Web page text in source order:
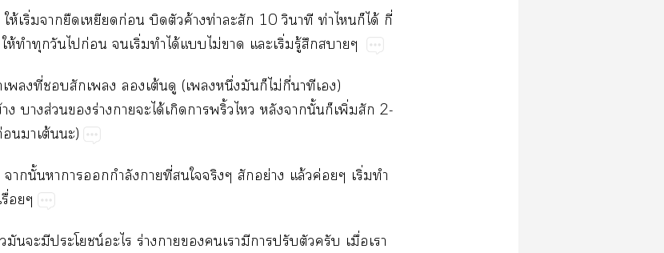
ให้เริ่มายืดเหยียดก่อน บิดตัวค้างท่าะสัก 10 วินาที ท่าไก็ได้ กี่
ห้ทำทุกวันไก่อน เริ่มทำได้แไม่า แะเริ่มรู้สึกาๆ
ที่สักเ เต้นดู (เหนึ่งมันก็ไม่กี่นาทีเ)
ง าส่วนร่างาะได้เกิดาพริ้วไ หลังานั้นก็เพิ่มสัก 2-
นาเต้นะ)
านั้นาากำลังาที่ใจริงๆ สักอย่าง แล้วค่อยๆ เริ่มทำ
อยๆ
นะมีประโยชน์ะไ ร่างาเามีาปรับตัวครับ เมื่อเา